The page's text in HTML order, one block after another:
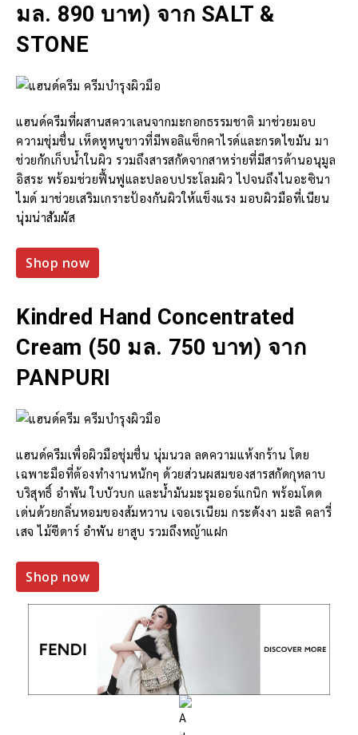
มล. 890 บาท) จาก SALT &
STONE
แฮนด์ครีมที่ผสานสควาเลนจากมะกอกธรรมชาติ มาช่วยมอบ
ความชุ่มชื่น เห็ดหูหนูขาวที่มีพอลิแซ็กคาไรด์และกรดไขมัน มา
ช่วยกักเก็บน้ำในผิว รวมถึงสารสกัดจากสาหร่ายที่มีสารต้านอนุมูล
อิสระ พร้อมช่วยฟื้นฟูและปลอบประโลมผิว ไปจนถึงไนอะซินา
ไมด์ มาช่วยเสริมเกราะป้องกันผิวให้แข็งแรง มอบผิวมือที่เนียน
นุ่มน่าสัมผัส
Shop now
Kindred Hand Concentrated
Cream (50 มล. 750 บาท) จาก
PANPURI
แฮนด์ครีมเพื่อผิวมือชุ่มชื่น นุ่มนวล ลดความแห้งกร้าน โดย
เฉพาะมือที่ต้องทำงานหนักๆ ด้วยส่วนผสมของสารสกัดกุหลาบ
บริสุทธิ์ อำพัน ใบบัวบก และน้ำมันมะรุมออร์แกนิก พร้อมโดด
เด่นด้วยกลิ่นหอมของส้มหวาน เจอเรเนียม กระดังงา มะลิ คลารี่
เสจ ไม้ซีดาร์ อำพัน ยาสูบ รวมถึงหญ้าแฝก
Shop now